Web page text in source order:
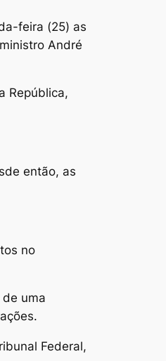
feira (25) as
André
República,
então, as
no
uma
Federal,